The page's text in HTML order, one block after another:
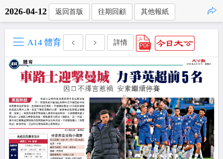
2026-04-12 返回首版 往期回顧 其他報紙
A14 體育 詳情